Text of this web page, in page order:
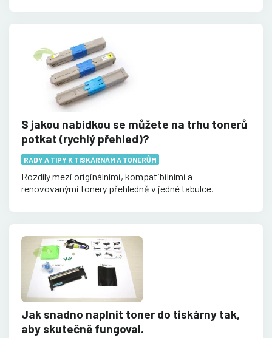
S jakou nabídkou se můžete na trhu tonerů
potkat (rychlý přehled)?
RADY A TIPY K TISKÁRNÁM A TONERŮM
Rozdíly mezi originálními, kompatibilními a
renovovanými tonery přehledně v jedné tabulce.
Jak snadno naplnit toner do tiskárny tak,
aby skutečně fungoval.